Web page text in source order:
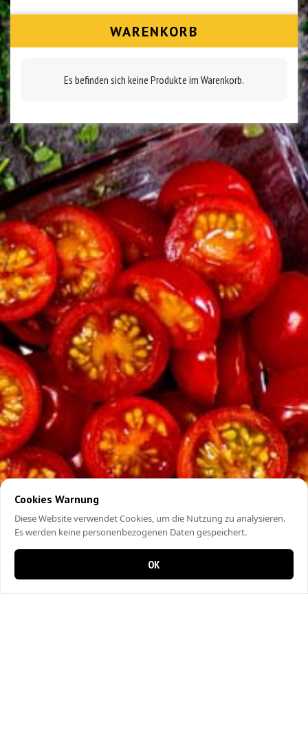
WARENKORB
Es befinden sich keine Produkte im Warenkorb.
Cookies Warnung
Diese Website verwendet Cookies, um die Nutzung zu analysieren.
Es werden keine personenbezogenen Daten gespeichert.
OK